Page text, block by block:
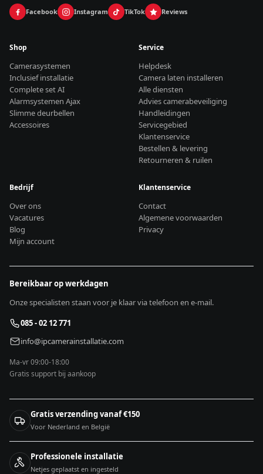
Facebook Instagram TikTok Reviews
Shop
Camerasystemen
Inclusief installatie
Complete set AI
Alarmsystemen Ajax
Slimme deurbellen
Accessoires
Service
Helpdesk
Camera laten installeren
Alle diensten
Advies camerabeveiliging
Handleidingen
Servicegebied
Klantenservice
Bestellen & levering
Retourneren & ruilen
Bedrijf
Over ons
Vacatures
Blog
Mijn account
Klantenservice
Contact
Algemene voorwaarden
Privacy
Bereikbaar op werkdagen
Onze specialisten staan voor je klaar via telefoon en e-mail.
085 - 02 12 771
info@ipcamerainstallatie.com
Ma-vr 09:00-18:00
Gratis support bij aankoop
Gratis verzending vanaf €150
Voor Nederland en België
Professionele installatie
Netjes geplaatst en ingesteld